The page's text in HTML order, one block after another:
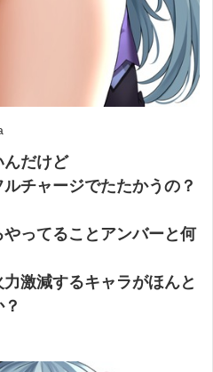
んだけど
チャージでたたかうの？
ってることアンバーと何
激減するキャラがほんと